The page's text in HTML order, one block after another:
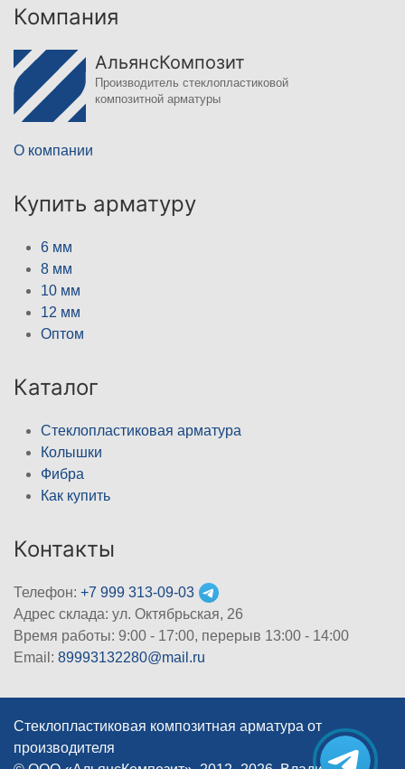
Компания
АльянсКомпозит
Производитель стеклопластиковой
композитной арматуры
О компании
Купить арматуру
6 мм
8 мм
10 мм
12 мм
Оптом
Каталог
Стеклопластиковая арматура
Колышки
Фибра
Как купить
Контакты
Телефон: +7 999 313-09-03
Адрес склада: ул. Октябрьская, 26
Время работы: 9:00 - 17:00, перерыв 13:00 - 14:00
Email: 89993132280@mail.ru
Стеклопластиковая композитная арматура от
производителя